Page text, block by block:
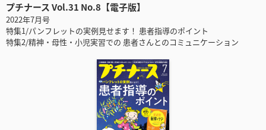
プチナース Vol.31 No.8【電子版】
2022年7月号
特集1/パンフレットの実例見せます！ 患者指導のポイント
特集2/精神・母性・小児実習での 患者さんとのコミュニケーション